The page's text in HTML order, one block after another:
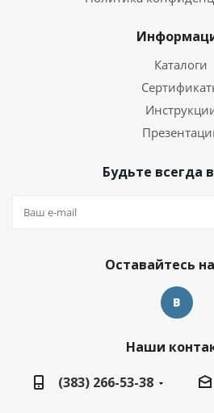
Каталоги
Будьте всегда
Оставайтесь
Наши
(383) 266-53-38